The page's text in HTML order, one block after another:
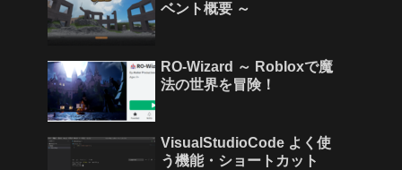
ベント概要 ～
RO-Wizard ～ Robloxで魔
法の世界を冒険！
VisualStudioCode よく使
う機能・ショートカット